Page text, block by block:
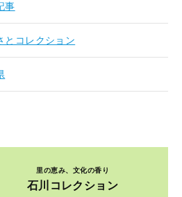
事
とコレクション
里の恵み、文化の香り
石川コレクション